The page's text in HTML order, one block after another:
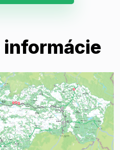
informácie